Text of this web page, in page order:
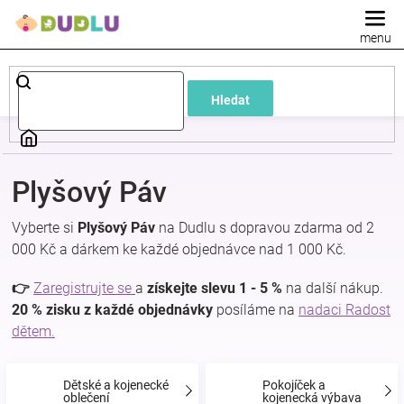
Hledat
Dětské
a
oblečení
a
Plyšový Páv
Vyberte si Plyšový Páv na Dudlu s dopravou zdarma od 2
000 Kč a dárkem ke každé objednávce nad 1 000 Kč.
👉 Zaregistrujte se a získejte slevu 1 - 5 % na další nákup.
20 % zisku z každé objednávky posíláme na nadaci Radost
dětem.
Dětské a kojenecké
oblečení
Pokojíček a
kojenecká výbava